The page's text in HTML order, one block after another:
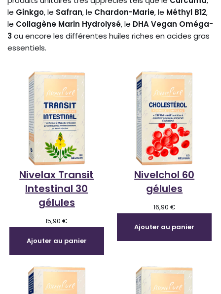
le Ginkgo, le Safran, le Chardon-Marie, le Méthyl B12,
le Collagène Marin Hydrolysé, le DHA Vegan Oméga-
3 ou encore les différentes huiles riches en acides gras
essentiels.
Nivelax Transit
Intestinal 30
gélules
15,90€
Ajouter au panier
Nivelchol 60
gélules
16,90 €
Ajouter au panier